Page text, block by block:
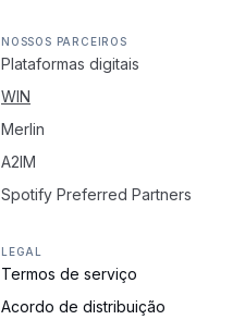
NOSSOS PARCEIROS
Plataformas digitais
WIN
Merlin
A2IM
Spotify Preferred Partners
LEGAL
Termos de serviço
Acordo de distribuição